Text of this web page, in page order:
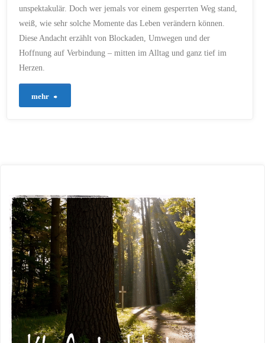
unspektakulär. Doch wer jemals vor einem gesperrten Weg stand,
weiß, wie sehr solche Momente das Leben verändern können.
Diese Andacht erzählt von Blockaden, Umwegen und der
Hoffnung auf Verbindung – mitten im Alltag und ganz tief im
Herzen.
mehr
wieder
Fahrt
aufnimmt"